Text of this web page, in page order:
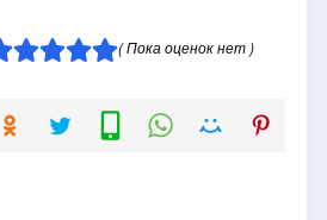
( Пока оценок нет )